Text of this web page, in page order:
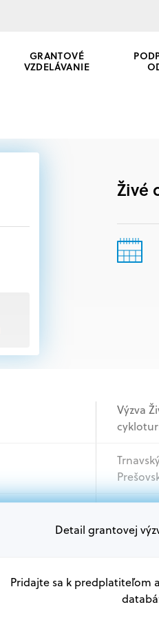
GRANTOVÉ
VZDELÁVANIE
Živé
Výzva
V
plánu
Detail grantovej
Pridajte sa k predplatiteľom